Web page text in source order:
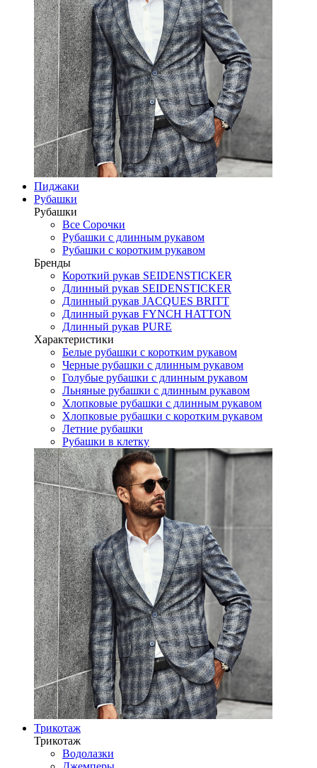
Пиджаки
Рубашки
Рубашки
Все Сорочки
Рубашки с длинным рукавом
Рубашки с коротким рукавом
Бренды
Короткий рукав SEIDENSTICKER
Длинный рукав SEIDENSTICKER
Длинный рукав JAСQUES BRITT
Длинный рукав FYNCH HATTON
Длинный рукав PURE
Характеристики
Белые рубашки с коротким рукавом
Черные рубашки с длинным рукавом
Голубые рубашки с длинным рукавом
Льняные рубашки с длинным рукавом
Хлопковые рубашки с длинным рукавом
Хлопковые рубашки с коротким рукавом
Летние рубашки
Рубашки в клетку
Трикотаж
Трикотаж
Водолазки